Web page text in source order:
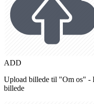
ADD
Upload billede til "Om os" -
billede